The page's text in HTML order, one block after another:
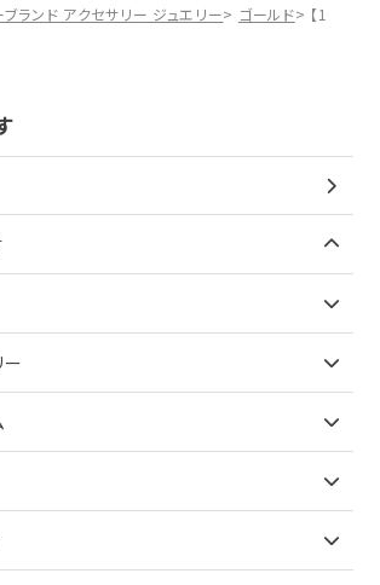
ブランド アクセサリー ジュエリー ゴールド 【
ー